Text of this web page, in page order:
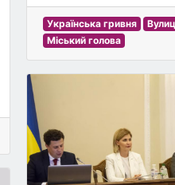
Українська гривня
Міський голова